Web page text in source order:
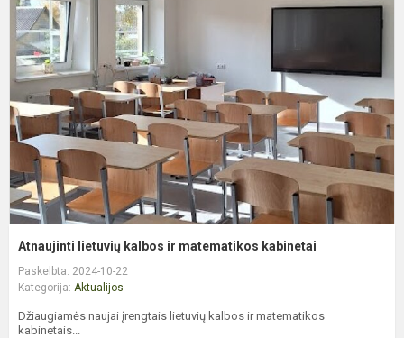
Atnaujinti lietuvių kalbos ir matematikos kabinetai
Paskelbta: 2024-10-22
Kategorija: Aktualijos
Džiaugiamės naujai įrengtais lietuvių kalbos ir matematikos
kabinetais...